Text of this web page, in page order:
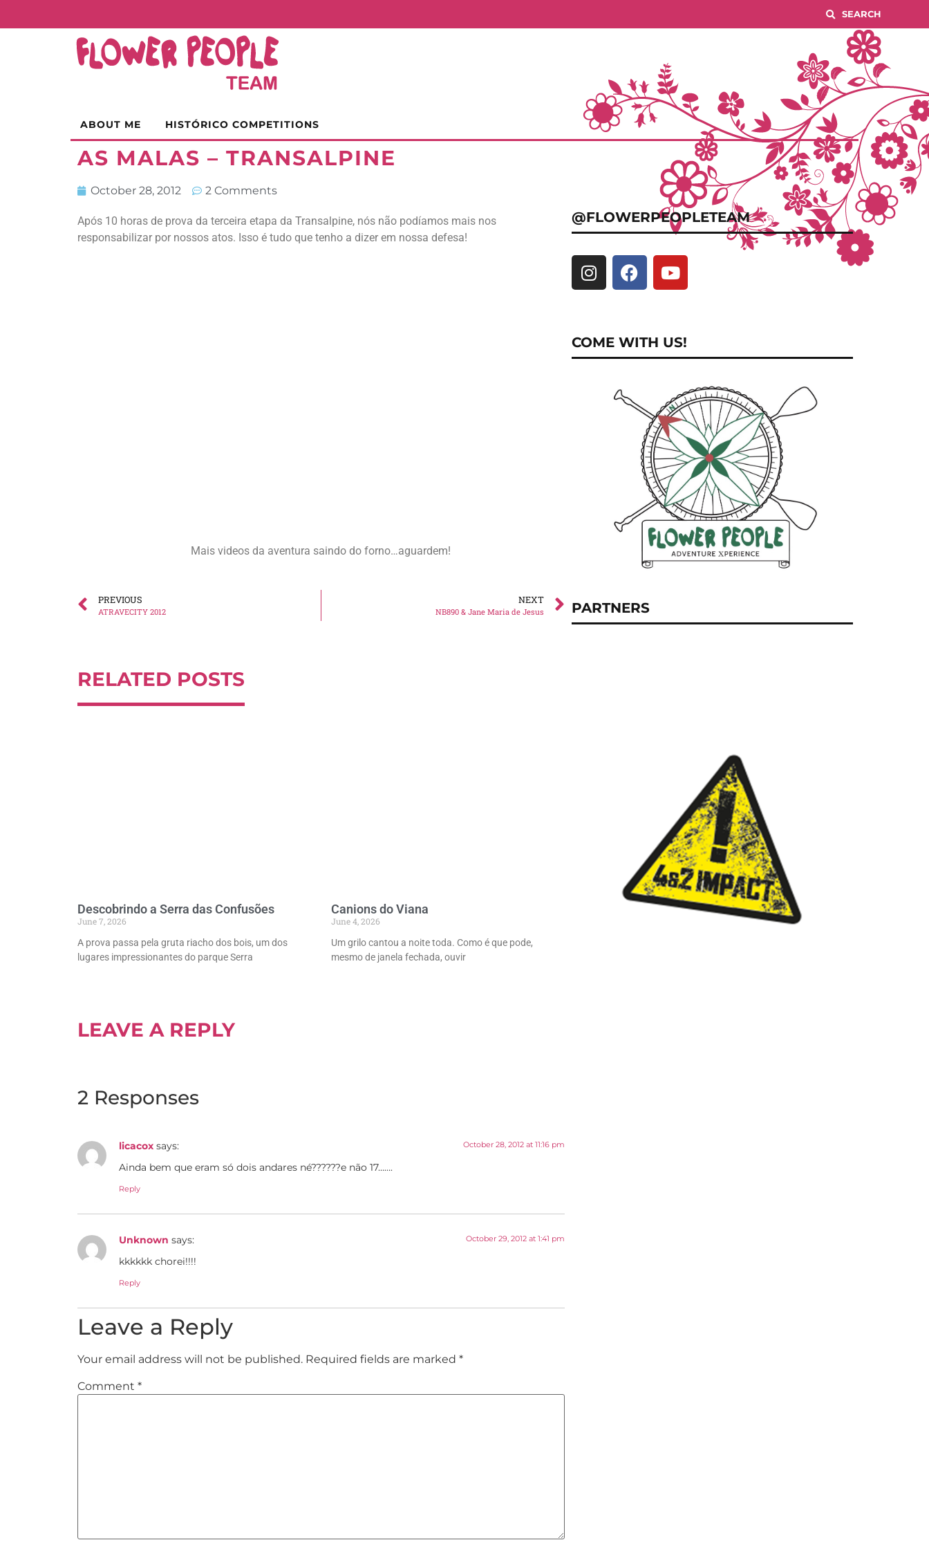
ABOUT ME HISTÓRICO COMPETITIONS
AS MALAS – TRANSALPINE
October 28, 2012 2 Comments
Após 10 horas de prova da terceira etapa da Transalpine, nós não podíamos mais nos
responsabilizar por nossos atos. Isso é tudo que tenho a dizer em nossa defesa!
Mais videos da aventura saindo do forno…aguardem!
PREVIOUS
ATRAVECITY 2012
NEXT
NB890 & Jane Maria de Jesus
RELATED POSTS
Descobrindo a Serra das Confusões
June 7, 2026
A prova passa pela gruta riacho dos bois, um dos
lugares impressionantes do parque Serra
Canions do Viana
June 4, 2026
Um grilo cantou a noite toda. Como é que pode,
mesmo de janela fechada, ouvir
LEAVE A REPLY
2 Responses
licacox says: October 28, 2012 at 11:16 pm
Ainda bem que eram só dois andares né??????e não 17…….
Reply
Unknown says: October 29, 2012 at 1:41 pm
kkkkkk chorei!!!!
Reply
Leave a Reply
Your email address will not be published. Required fields are marked *
Comment *
@FLOWERPEOPLETEAM
COME WITH US!
PARTNERS